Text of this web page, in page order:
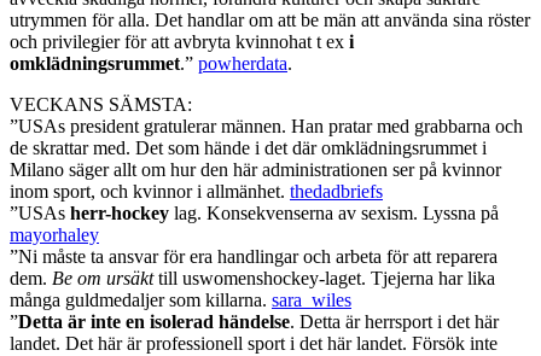
utrymmen för alla. Det handlar om att be män att använda sina röster
och privilegier för att avbryta kvinnohat t ex i
omklädningsrummet.” powherdata.
VECKANS SÄMSTA:
”USAs president gratulerar männen. Han pratar med grabbarna och
de skrattar med. Det som hände i det där omklädningsrummet i
Milano säger allt om hur den här administrationen ser på kvinnor
inom sport, och kvinnor i allmänhet. thedadbriefs
”USAs herr-hockey lag. Konsekvenserna av sexism. Lyssna på
mayorhaley
”Ni måste ta ansvar för era handlingar och arbeta för att reparera
dem. Be om ursäkttill uswomenshockey-laget. Tjejerna har lika
många guldmedaljer som killarna. sara_wiles
”Detta är inte en isolerad händelse. Detta är herrsport i det här
landet. Det här är professionell sport i det här landet. Försök inte